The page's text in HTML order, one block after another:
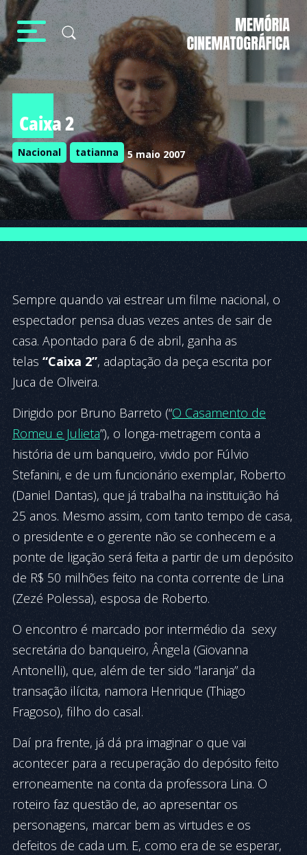
Caixa 2
Nacional tatianna 5 maio 2007
Sempre quando vai estrear um filme nacional, o
espectador pensa duas vezes antes de sair de
casa. Apontado para 6 de abril, ganha as
telas “Caixa 2”, adaptação da peça escrita por
Juca de Oliveira.
Dirigido por Bruno Barreto (“O Casamento de
Romeu e Julieta”), o longa-metragem conta a
história de um banqueiro, vivido por Fúlvio
Stefanini, e de um funcionário exemplar, Roberto
(Daniel Dantas), que já trabalha na instituição há
25 anos. Mesmo assim, com tanto tempo de casa,
o presidente e o gerente não se conhecem e a
ponte de ligação será feita a partir de um depósito
de R$ 50 milhões feito na conta corrente de Lina
(Zezé Polessa), esposa de Roberto.
O encontro é marcado por intermédio da sexy
secretária do banqueiro, Ângela (Giovanna
Antonelli), que, além de ter sido “laranja” da
transação ilícita, namora Henrique (Thiago
Fragoso), filho do casal.
Daí pra frente, já dá pra imaginar o que vai
acontecer para a recuperação do depósito feito
erroneamente na conta da professora Lina. O
roteiro faz questão de, ao apresentar os
personagens, marcar bem as virtudes e os
defeitos de cada um. E, como era de se esperar,